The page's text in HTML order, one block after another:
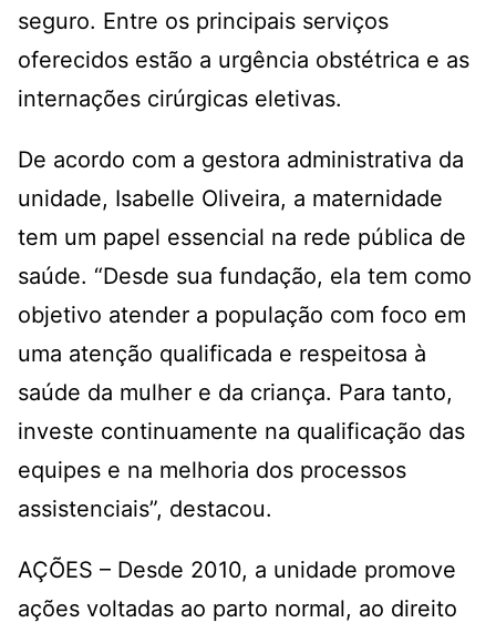
seguro. Entre os principais serviços
oferecidos estão a urgência obstétrica e as
internações cirúrgicas eletivas.
De acordo com a gestora administrativa da
unidade, Isabelle Oliveira, a maternidade
tem um papel essencial na rede pública de
saúde. “Desde sua fundação, ela tem como
objetivo atender a população com foco em
uma atenção qualificada e respeitosa à
saúde da mulher e da criança. Para tanto,
investe continuamente na qualificação das
equipes e na melhoria dos processos
assistenciais”, destacou.
AÇÕES – Desde 2010, a unidade promove
ações voltadas ao parto normal, ao direito